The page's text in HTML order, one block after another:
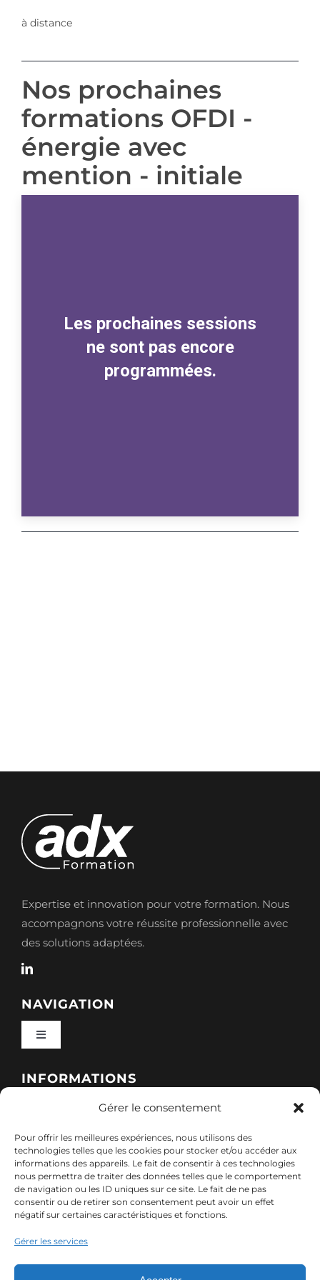
Gérer le consentement
Pour offrir les meilleures expériences, nous utilisons des
technologies telles que les cookies pour stocker et/ou accéder aux
informations des appareils. Le fait de consentir à ces technologies
nous permettra de traiter des données telles que le comportement
de navigation ou les ID uniques sur ce site. Le fait de ne pas
consentir ou de retirer son consentement peut avoir un effet
négatif sur certaines caractéristiques et fonctions.
Gérer les services
à distance
Nos prochaines
formations OFDI -
énergie avec
mention - initiale
Les prochaines sessions
ne sont pas encore
programmées.
Expertise et innovation pour votre formation. Nous
accompagnons votre réussite professionnelle avec
des solutions adaptées.
NAVIGATION
Toggle
Qui sommes-nous ?
Nos sessions
Ressources
Contact
INFORMATIONS
Politique de cookies (UE)
Mentions légales
Politique de confidentialité des données (RGPD)
CONTACT
7, rue de Marigné-Peuton – 53200 Château-
Gontier
contact@adx-formation.com